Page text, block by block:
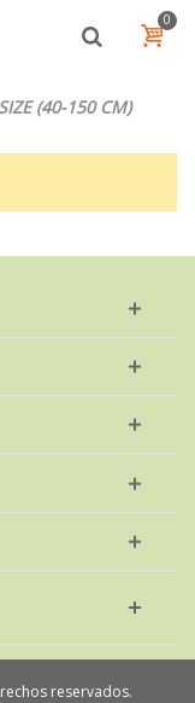
0
(40-150 CM)
reservados.